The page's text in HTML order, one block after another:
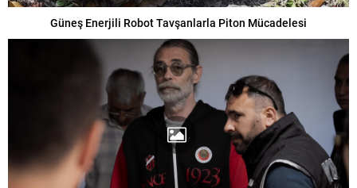
Güneş Enerjili Robot Tavşanlarla Piton Mücadelesi